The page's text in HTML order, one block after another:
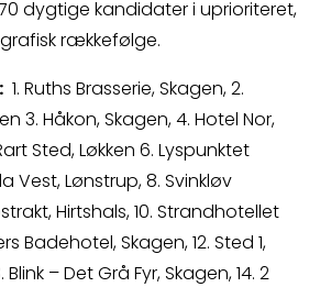
dygtige kandidater i uprioriteret,
rækkefølge.
1. Ruths Brasserie, Skagen, 2.
3. Håkon, Skagen, 4. Hotel Nor,
Sted, Løkken 6. Lyspunktet
Vest, Lønstrup, 8. Svinkløv
Hirtshals, 10. Strandhotellet
Badehotel, Skagen, 12. Sted 1,
Blink – Det Grå Fyr, Skagen, 14. 2